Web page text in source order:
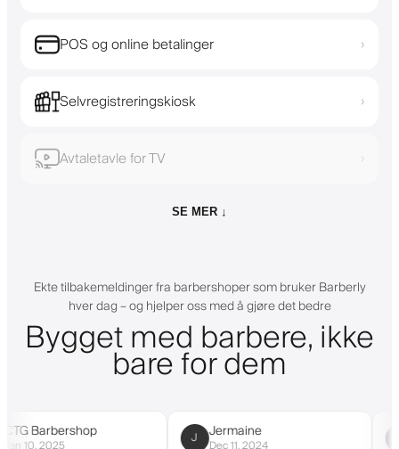
POS og online betalinger ›
Selvregistreringskiosk ›
Avtaletavle for TV ›
SE MER ↓
Ekte tilbakemeldinger fra barbershoper som bruker Barberly
hver dag – og hjelper oss med å gjøre det bedre
Bygget med barbere, ikke
bare for dem
Jermaine